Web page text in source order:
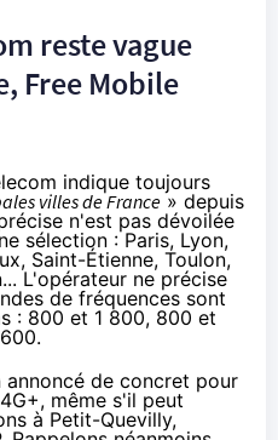
reste vague
Free Mobile
indique toujours
villes de France» depuis
n'est pas dévoilée
sélection : Paris, Lyon,
Saint-Étienne, Toulon,
L'opérateur ne précise
de fréquences sont
: 800 et 1 800, 800 et
annoncé de concret pour
4G+, même s'il peut
à Petit-Quevilly,